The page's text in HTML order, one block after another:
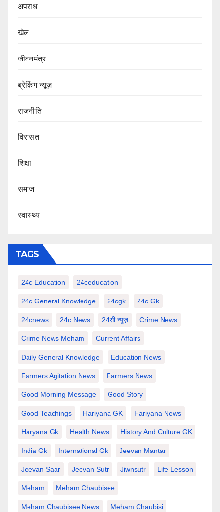
अपराध
खेल
जीवनमंत्र
ब्रेकिंग न्यूज़
राजनीति
‍‍विरासत
शिक्षा
समाज
स्वास्थ्य
TAGS
24c Education 24ceducation
24c General Knowledge 24cgk 24c Gk
24cnews 24c News 24सी न्यूज़ Crime News
Crime News Meham Current Affairs
Daily General Knowledge Education News
Farmers Agitation News Farmers News
Good Morning Message Good Story
Good Teachings Hariyana GK Hariyana News
Haryana Gk Health News History And Culture GK
India Gk International Gk Jeevan Mantar
Jeevan Saar Jeevan Sutr Jiwnsutr Life Lesson
Meham Meham Chaubisee
Meham Chaubisee News Meham Chaubisi